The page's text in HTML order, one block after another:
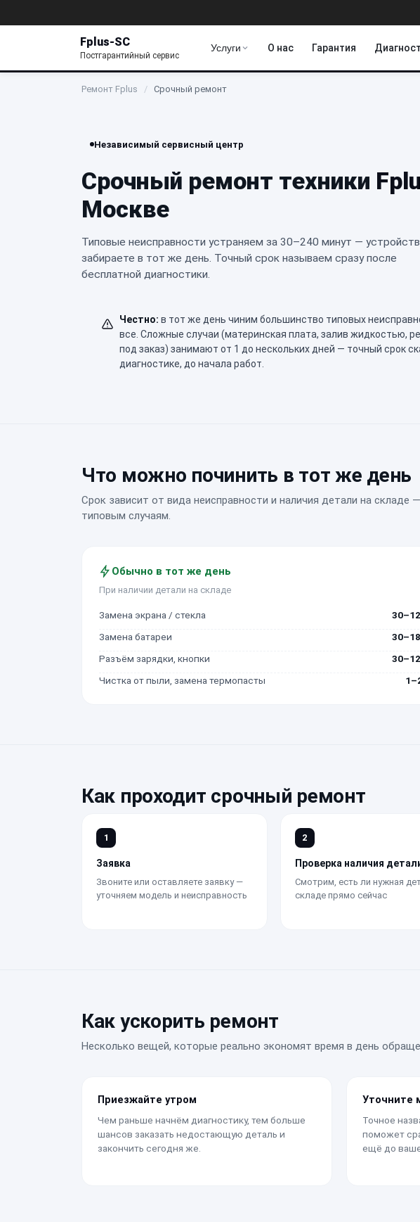
Fplus-SC
Постгарантийный сервис
Услуги О нас Гарантия
Ремонт Fplus / Срочный ремонт
Независимый сервисный центр
Срочный ремонт техники
Москве
Типовые неисправности устраняем за 30–240 минут —
забираете в тот же день. Точный срок называем сразу после
бесплатной диагностики.
Честно: в тот же день чиним большинство типовых
все. Сложные случаи (материнская плата, залив жидкостью,
под заказ) занимают от 1 до нескольких дней — точный срок
диагностике, до начала работ.
Что можно починить в тот же день
Срок зависит от вида неисправности и наличия детали на складе
типовым случаям.
Обычно в тот же день
При наличии детали на складе
Замена экрана / стекла
Замена батареи
Разъём зарядки, кнопки
Чистка от пыли, замена термопасты
Как проходит срочный ремонт
1
Заявка
Звоните или оставляете заявку —
уточняем модель и неисправность
2
Проверка наличия
Смотрим, есть ли нужная
складе прямо сейчас
Как ускорить ремонт
Несколько вещей, которые реально экономят время в день
Приезжайте утром
Чем раньше начнём диагностику, тем больше
шансов заказать недостающую деталь и
закончить сегодня же.
Уточните
Точное
поможет
ещё до